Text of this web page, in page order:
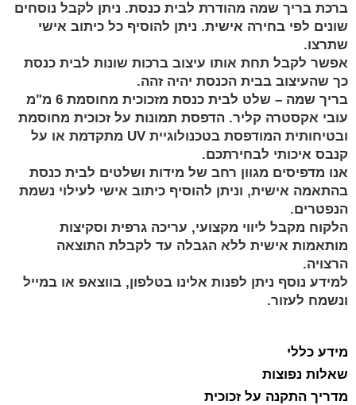
ברכת בריך שמה מהודרת לבית כנסת. ניתן לקבל נוסחים
שונים לפי בחירה אישית. ניתן להוסיף כל כיתוב אישי
שתרצו.
אפשר לקבל תחת אותו עיצוב ברכות שונות לבית כנסת
כך שהעיצוב בבית הכנסת יהיה זהה.
בריך שמה – שלט לבית כנסת מזכוכית מחוסמת 6 מ"מ
עובי אקסטרה קליר. הדפסת תמונות על זכוכית מחוסמת
ובטיחותית המודפסת בטכנולוגיית UV מתקדמת או על
קנבס איכותי לבחירתכם.
אנו מדפיסים מגוון רחב של מידות ושלטים לבית כנסת
בהתאמה אישית, וניתן להוסיף כיתוב אישי לעילוי נשמת
הנפטרים.
הלקוח מקבל ליווי מקצועי, עריכה גרפית וסקיצות
מותאמות אישית ללא הגבלה עד לקבלת התוצאה
הרצויה.
למידע נוסף ניתן לפנות אלינו בטלפון, בווצאפ או במייל
ונשמח לעזור.
מידע כללי
שאלות נפוצות
מדריך התקנה על זכוכית